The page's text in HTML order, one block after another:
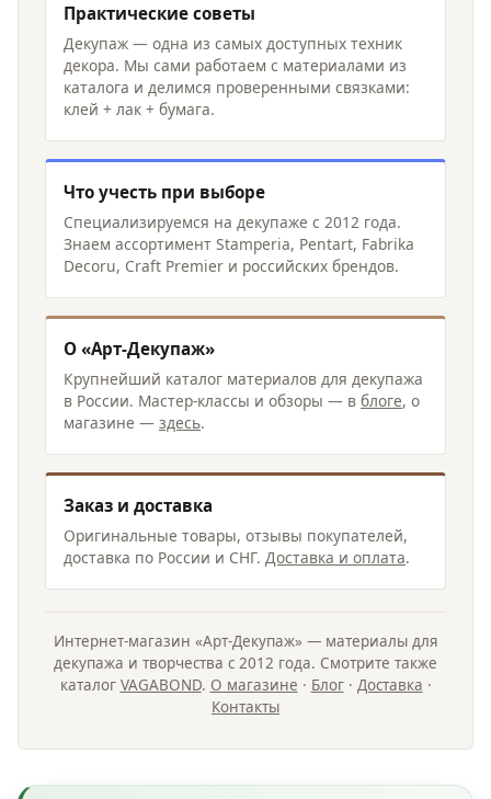
Практические советы
Декупаж — одна из самых доступных техник
декора. Мы сами работаем с материалами из
каталога и делимся проверенными связками:
клей + лак + бумага.
Что учесть при выборе
Специализируемся на декупаже с 2012 года.
Знаем ассортимент Stamperia, Pentart, Fabrika
Decoru, Craft Premier и российских брендов.
О «Арт-Декупаж»
Крупнейший каталог материалов для декупажа
в России. Мастер-классы и обзоры — в блоге, о
магазине — здесь.
Заказ и доставка
Оригинальные товары, отзывы покупателей,
доставка по России и СНГ. Доставка и оплата.
Интернет-магазин «Арт-Декупаж» — материалы для
декупажа и творчества с 2012 года. Смотрите также
каталог VAGABOND. О магазине · Блог· Доставка ·
Контакты